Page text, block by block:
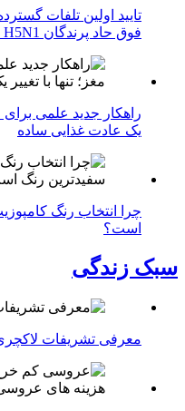
تایید اولین تلفات
فوق حاد پرندگان H5N1 در استرالیا
راهکار جدید علمی برای
یک عادت غذایی ساده
چرا انتخاب رنگ
است؟
سبک زندگی
معرفی تشریفات